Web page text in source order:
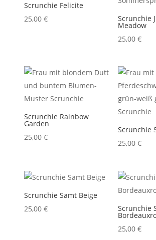
Scrunchie Felicite
25,00€ Scrunchie
Meadow
25,00 €
Scrunchie Rainbow
Garden
25,00€
Scrunchie
25,00 €
Scrunchie Samt Beige
25,00€ Scrunchie
25,00 €